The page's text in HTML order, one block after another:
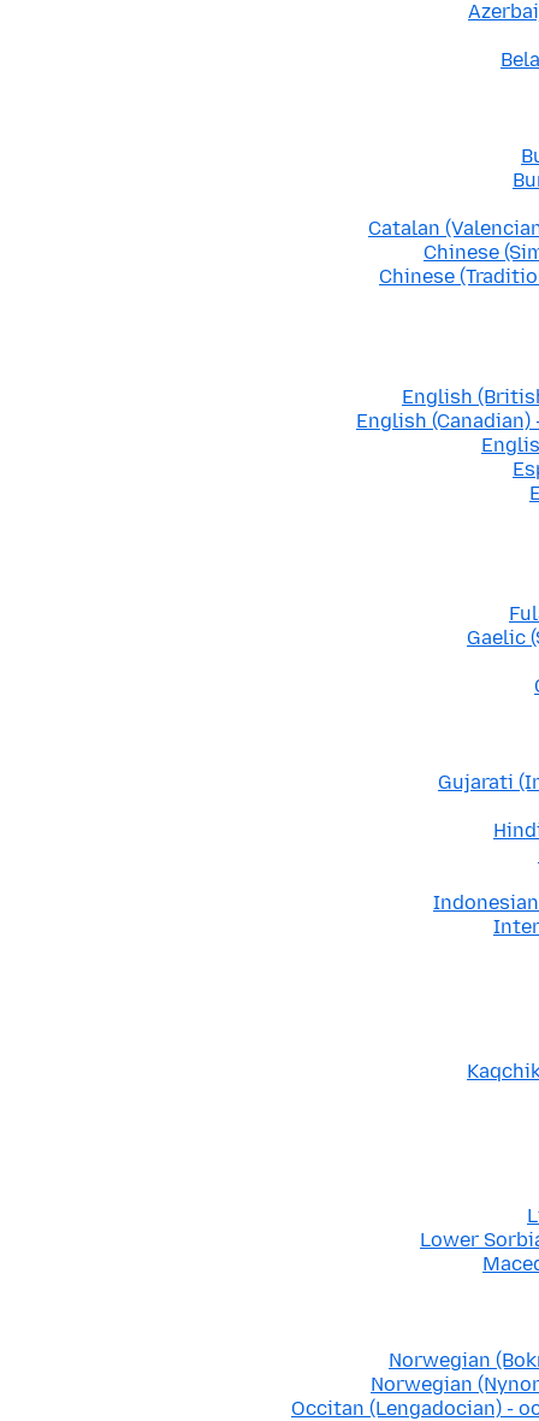
Catalan
Chinese
Chinese
English
English (Canadian)
Gaelic
Gujarati
Lower
Norwegian
Norwegian
Occitan (Lengadocian) -